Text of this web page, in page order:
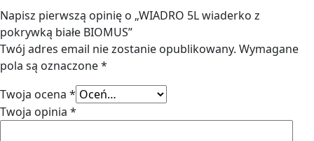
Napisz pierwszą opinię o „WIADRO 5L wiaderko z
pokrywką białe BIOMUS”
Twój adres email nie zostanie opublikowany. Wymagane
pola są oznaczone*
Twoja ocena *
Twoja opinia *